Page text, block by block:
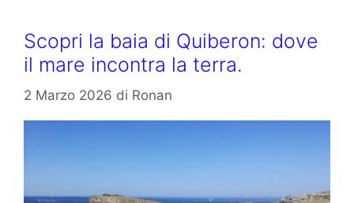
Scopri la baia di Quiberon: dove
il mare incontra la terra.
2 Marzo 2026 di Ronan